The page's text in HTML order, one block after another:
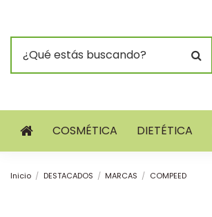
COSMÉTICA DIETÉTICA
Inicio DESTACADOS MARCAS COMPEED